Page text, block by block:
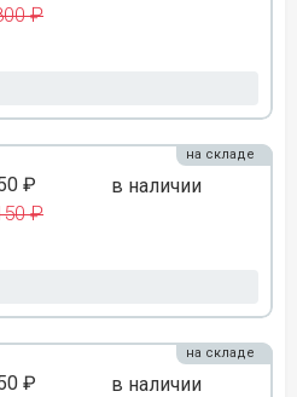
₽
₽
₽
в наличии
на складе
₽ в наличии
на складе